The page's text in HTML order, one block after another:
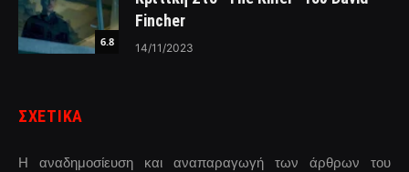
6.8
Fincher
14/11/2023
ΣΧΕΤΙΚΑ
Η αναδημοσίευση και αναπαραγωγή των άρθρων του